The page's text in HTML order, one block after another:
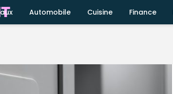
Automobile Cuisine Finance